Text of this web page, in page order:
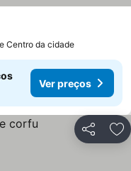
Centro da cidade
Ver preços
Partilhar